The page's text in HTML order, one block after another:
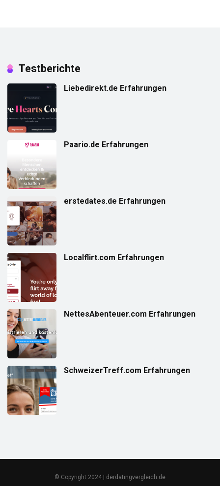
Testberichte
Liebedirekt.de Erfahrungen
Paario.de Erfahrungen
erstedates.de Erfahrungen
Localflirt.com Erfahrungen
NettesAbenteuer.com Erfahrungen
SchweizerTreff.com Erfahrungen
© Copyright 2024 | derdatingvergleich.de